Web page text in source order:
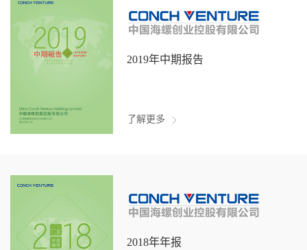
2019年中期报告
了解更多
2018年年报